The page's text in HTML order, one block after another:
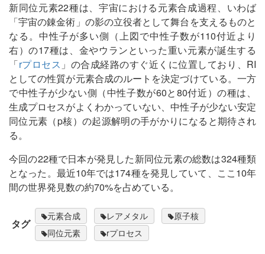
新同位元素22種は、宇宙における元素合成過程、いわば
「宇宙の錬金術」の影の立役者として舞台を支えるものと
なる。中性子が多い側（上図で中性子数が110付近より
右）の17種は、金やウランといった重い元素が誕生する
「rプロセス 」の合成経路のすぐ近くに位置しており、RI
としての性質が元素合成のルートを決定づけている。一方
で中性子が少ない側（中性子数が60と80付近）の種は、
生成プロセスがよくわかっていない、中性子が少ない安定
同位元素（p核）の起源解明の手がかりになると期待され
る。
今回の22種で日本が発見した新同位元素の総数は324種類
となった。最近10年では174種を発見していて、ここ10年
間の世界発見数の約70%を占めている。
タグ
元素合成 レアメタル
原子核
同位元素
rプロセス